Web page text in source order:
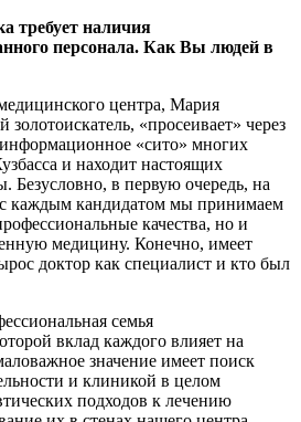
требует наличия
персонала. Как Вы людей в
центра, Мария
«просеивает» через
«сито» многих
и находит настоящих
Безусловно, в первую очередь, на
каждым кандидатом мы принимаем
качества, но и
медицину. Конечно, имеет
доктор как специалист и кто был
семья
вклад каждого влияет на
значение имеет поиск
и клиникой в целом
подходов к лечению